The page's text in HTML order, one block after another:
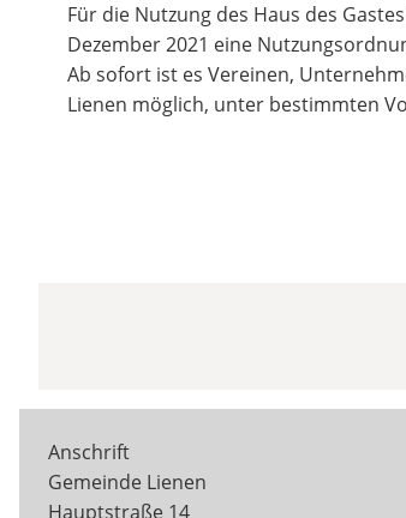
Für die Nutzung des Haus des
Dezember 2021 eine
Ab sofort ist es Vereinen,
Lienen möglich, unter bestimmten
Anschrift
Gemeinde Lienen
Hauptstraße 14